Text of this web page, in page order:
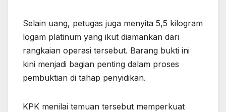
Selain uang, petugas juga menyita 5,5 kilogram
logam platinum yang ikut diamankan dari
rangkaian operasi tersebut. Barang bukti ini
kini menjadi bagian penting dalam proses
pembuktian di tahap penyidikan.
KPK menilai temuan tersebut memperkuat